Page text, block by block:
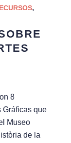
,
8
Gráficas que
Museo
de la